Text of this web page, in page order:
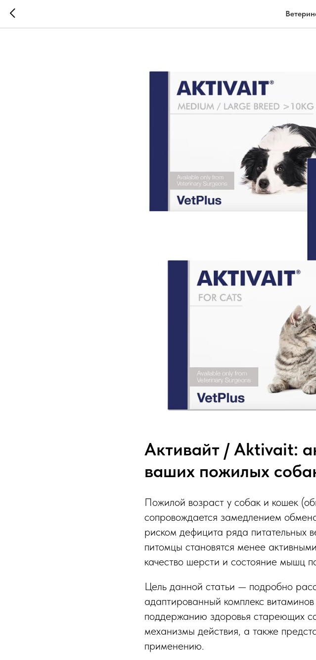
Активайт / Aktivait:
ваших пожилых
Пожилой возраст у собак и кошек
сопровождается замедлением
риском дефицита ряда питательных
питомцы становятся менее
качество шерсти и состояние мышц
Цель данной статьи — подробно
адаптированный комплекс
поддержанию здоровья стареющих
механизмы действия, а также
применению.